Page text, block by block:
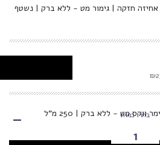
אחיזה חזקה | גימור מט - ללא ברק | נשטף
ווקס מט - ללא ברק | 250 מ"ל
בחרו כמות -